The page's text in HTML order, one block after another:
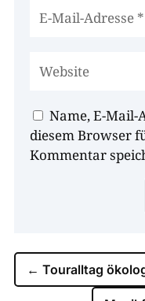
Name, E-Mail-
diesem Browser
Kommentar
← Touralltag